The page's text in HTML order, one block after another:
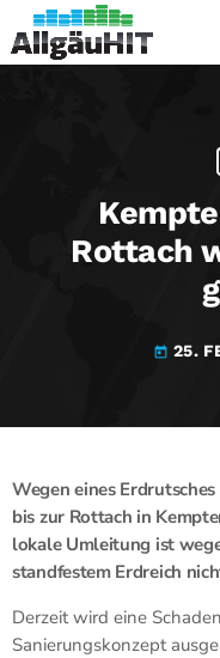
Rottach
today 25.
Wegen eines
bis zur Rottach in
lokale Umleitung ist
standfestem Erdreich
Derzeit wird eine
Sanierungskonzept